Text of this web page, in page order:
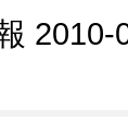
2010-